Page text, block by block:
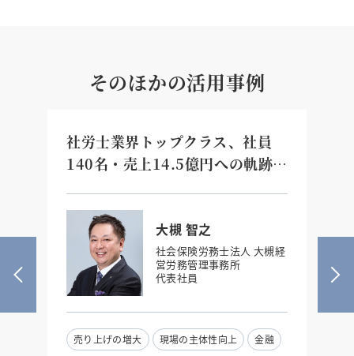
そのほかの活用事例
社労士業界トップクラス、社員
140名・売上14.5億円への軌跡
目経営者の『真の目的の力』
大槻 智之
社会保険労務士法人 大槻経
営労務管理事務所
代表社員
売り上げの増大 現場の主体性向上 金融